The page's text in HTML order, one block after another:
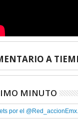
A
MINUTO
por el @Red_accionEmx.